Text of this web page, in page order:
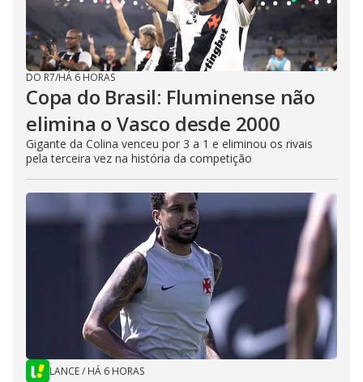
DO R7/HÁ 6 HORAS
Copa do Brasil: Fluminense não
elimina o Vasco desde 2000
Gigante da Colina venceu por 3 a 1 e eliminou os rivais
pela terceira vez na história da competição
LANCE/ HÁ 6 HORAS